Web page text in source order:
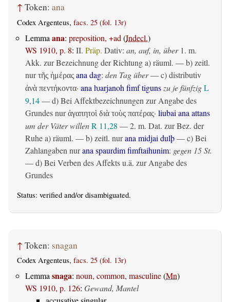
↑ Token: ana
Codex Argenteus, facs. 25 (fol. 13r)
Lemma ana: preposition, +ad (Indecl.)
WS 1910, p. 8: II. Präp. Dativ: an, auf, in, über1. m.
Akk. zur Bezeichnung der Richtunga)räuml. — b)zeitl.
nurτῆς ἡμέρας ana dag: den Tag über— c)distributiv
ἀνὰ πεντήκοντα· ana ƕarjanoh fimf tiguns zu je fünfzigL
9,14— d) Bei Affektbezeichnungen zur Angabe des
Grundes nurἀγαπητοὶ διὰ τοὺς πατέρας· liubai ana attans
um der Väter willenR 11,28 — 2. m. Dat. zur Bez. der
Ruhea)räuml. — b)zeitl. nurana midjai dulþ— c) Bei
Zahlangaben nurana spaurdim fimftaihunim: gegen 15 St.
— d) Bei Verben des Affekts u.ä. zur Angabe des
Grundes
Status: verified and/or disambiguated.
↑ Token: snagan
Codex Argenteus, facs. 25 (fol. 13r)
Lemmasnaga: noun, common, masculine(Mn)
WS 1910, p. 126: Gewand, Mantel